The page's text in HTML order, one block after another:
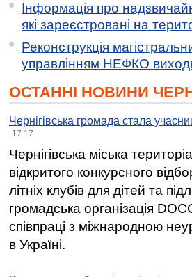
Інформація про
які зареєстровані на
Реконструкція
управлінням НЕФКО
ОСТАННІ НОВИНИ
Чернігівська громада стала
17:17
Чернігівська міська
відкритого конкурсного
літніх клубів для дітей та
громадська організація
співпраці з міжнародною
в Україні.